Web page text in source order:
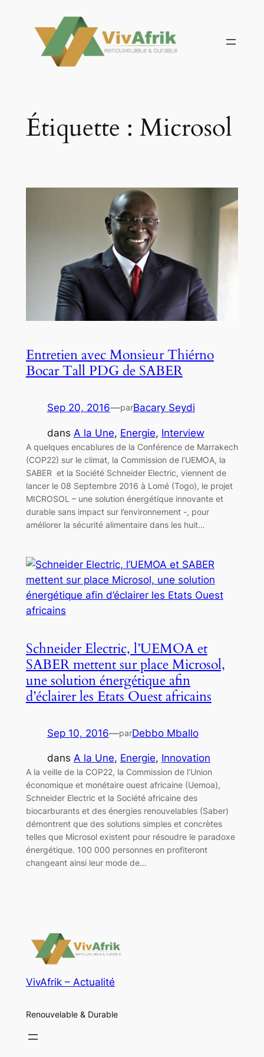
contenu
Étiquette : Microsol
Entretien avec Monsieur Thiérno
Bocar Tall PDG de SABER
Sep 20, 2016—parBacary Seydi
dans A la Une, Energie, Interview
A quelques encablures de la Conférence de Marrakech
(COP22) sur le climat, la Commission de l’UEMOA, la
SABER et la Société Schneider Electric, viennent de
lancer le 08 Septembre 2016 à Lomé (Togo), le projet
MICROSOL – une solution énergétique innovante et
durable sans impact sur l’environnement -, pour
améliorer la sécurité alimentaire dans les huit…
Schneider Electric, l’UEMOA et
SABER mettent sur place Microsol,
une solution énergétique afin
d’éclairer les Etats Ouest africains
Sep 10, 2016—parDebbo Mballo
dans A la Une, Energie, Innovation
A la veille de la COP22, la Commission de l’Union
économique et monétaire ouest africaine (Uemoa),
Schneider Electric et la Société africaine des
biocarburants et des énergies renouvelables (Saber)
démontrent que des solutions simples et concrètes
telles que Microsol existent pour résoudre le paradoxe
énergétique. 100 000 personnes en profiteront
changeant ainsi leur mode de…
VivAfrik – Actualité
Renouvelable & Durable